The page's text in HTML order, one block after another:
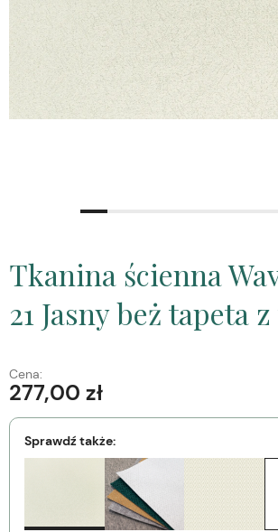
Tkanina ścienna
21 Jasny beż tapeta
Cena:
277,00 zł
Sprawdź także: